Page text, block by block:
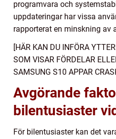
programvara och
uppdateringar har vissa
rapporterat en minskning av
[HÄR KAN DU INFÖRA
SOM VISAR FÖRDELAR
SAMSUNG S10 APPAR
Avgörande
bilentusiaster
För bilentusiaster kan det